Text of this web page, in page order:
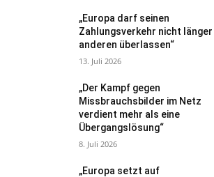
„Europa darf seinen
Zahlungsverkehr nicht länger
anderen überlassen“
13. Juli 2026
„Der Kampf gegen
Missbrauchsbilder im Netz
verdient mehr als eine
Übergangslösung“
8. Juli 2026
„Europa setzt auf